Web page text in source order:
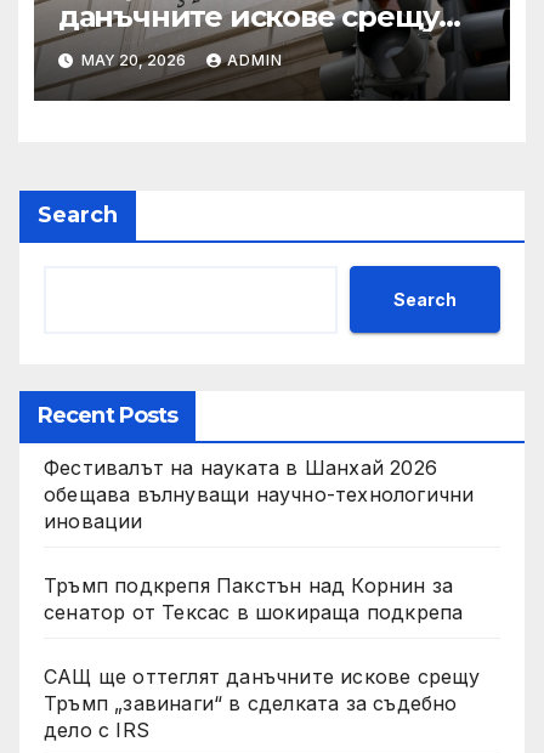
данъчните искове срещу
Тръмп „завинаги“ в
сделката за съдебно дело с
IRS
MAY 20, 2026 ADMIN
Search
Search
Recent Posts
Фестивалът на науката в Шанхай 2026
обещава вълнуващи научно-технологични
иновации
Тръмп подкрепя Пакстън над Корнин за
сенатор от Тексас в шокираща подкрепа
САЩ ще оттеглят данъчните искове срещу
Тръмп „завинаги“ в сделката за съдебно
дело с IRS